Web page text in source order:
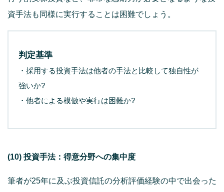
資手法も同様に実行することは困難でしょう。
判定基準
・採用する投資手法は他者の手法と比較して独自性が
強いか?
・他者による模倣や実行は困難か?
(10) 投資手法：得意分野への集中度
筆者が25年に及ぶ投資信託の分析評価経験の中で出会った